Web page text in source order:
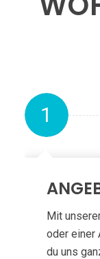
1
Mit
oder einer
du uns